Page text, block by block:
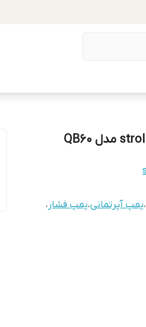
،پمپ آپرتمانی،پمپ فشار ،